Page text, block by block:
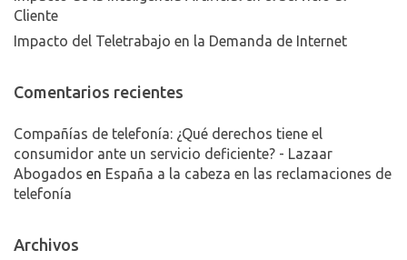
Cliente
Impacto del Teletrabajo en la Demanda de Internet
Comentarios recientes
Compañías de telefonía: ¿Qué derechos tiene el
consumidor ante un servicio deficiente? - Lazaar
Abogados en España a la cabeza en las reclamaciones de
telefonía
Archivos